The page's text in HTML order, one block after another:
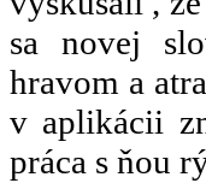
sa novej
hravom a
v aplikácii
práca s ňou